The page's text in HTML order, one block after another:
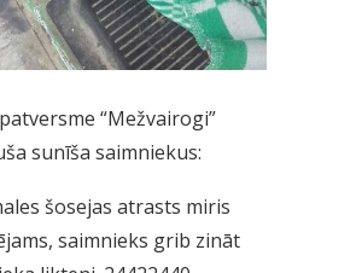
“Mežvairogi”
sunīša saimniekus:
šosejas atrasts miris
saimnieks grib zināt